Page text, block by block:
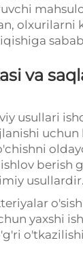
olxurilarni
va
usullari
berish
usullardir.
yaxshi